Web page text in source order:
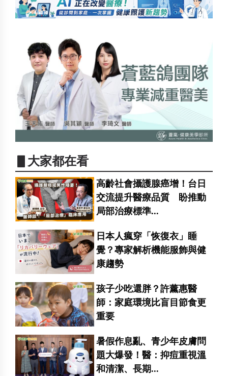
▋大家都在看
高齡社會攝護腺癌增！台日
交流提升醫療品質 盼推動
局部治療標準...
日本人瘋穿「恢復衣」睡
覺？專家解析機能服飾與健
康趨勢
孩子少吃還胖？許薰惠醫
師：家庭環境比盲目節食更
重要
暑假作息亂、青少年皮膚問
題大爆發！醫：抑痘重視溫
和清潔、長期...